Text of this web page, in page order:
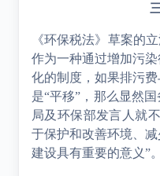
《环保税法》草案的
作为一种通过增加污
化的制度，如果排污
是“平移”，那么显然
局及环保部发言人就
于保护和改善环境、
建设具有重要的意义”。